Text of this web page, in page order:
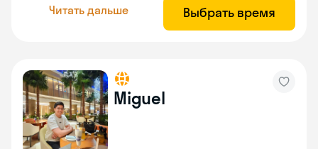
Читать дальше Выбрать время
Miguel